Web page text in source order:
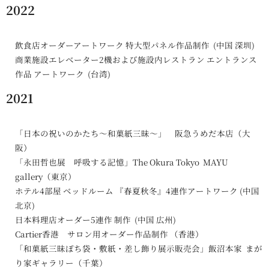
2022
飲食店オーダーアートワーク 特大型パネル作品制作 (中国 深圳)
商業施設エレベーター2機および施設内レストラン エントランス
作品 アートワーク (台湾)
2021
「日本の祝いのかたち～和菓紙三昧～」 阪急うめだ本店（大
阪）
「永田哲也展 呼吸する記憶」The Okura Tokyo MAYU
gallery（東京）
ホテル4部屋 ベッドルーム 『春夏秋冬』4連作アートワーク (中国
北京)
日本料理店オーダー5連作 制作 (中国 広州)
Cartier香港 サロン用オーダー作品制作 （香港）
「和菓紙三昧ぽち袋・敷紙・差し飾り展示販売会」飯沼本家 まが
り家ギャラリー（千葉）